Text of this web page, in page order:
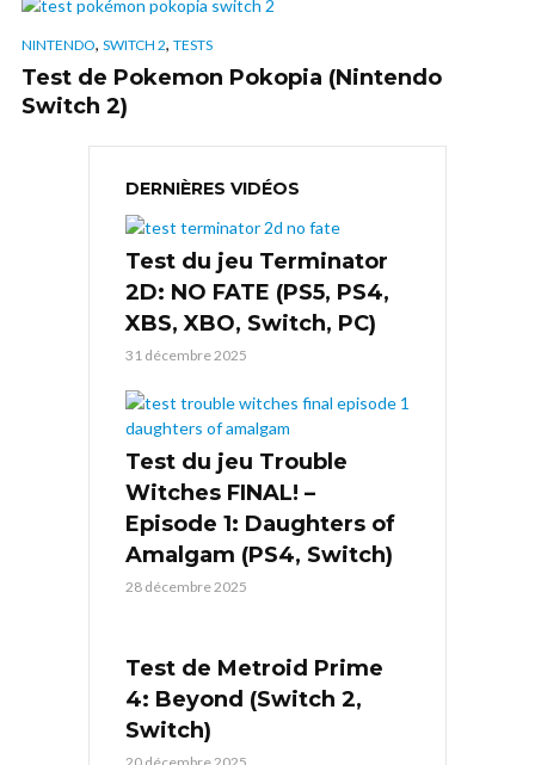
NINTENDO, SWITCH 2, TESTS
Test de Pokemon Pokopia (Nintendo
Switch 2)
DERNIÈRES VIDÉOS
Test du jeu Terminator
2D: NO FATE (PS5, PS4,
XBS, XBO, Switch, PC)
31 décembre 2025
Test du jeu Trouble
Witches FINAL! –
Episode 1: Daughters of
Amalgam (PS4, Switch)
28 décembre 2025
Test de Metroid Prime
4: Beyond (Switch 2,
Switch)